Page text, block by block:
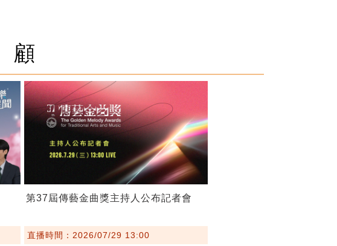
第37屆傳藝金曲獎主持人公布記者會
直播時間：2026/07/29 13:00